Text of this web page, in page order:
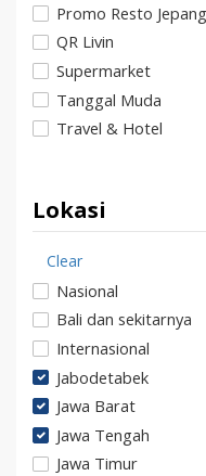
Promo Resto
QR Livin
Supermarket
Tanggal Muda
Travel & Hotel
Lokasi
Clear
Nasional
Bali dan sekitarnya
Internasional
Jabodetabek
Jawa Barat
Jawa Tengah
Jawa Timur